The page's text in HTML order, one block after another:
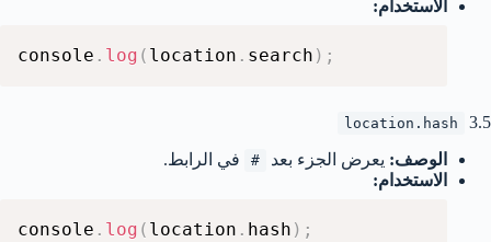
الاستخدام:
console . log ( location . search ) ;
3.5
location.hash
الوصف: يعرض الجزء بعد #
في الرابط.
الاستخدام:
console . log ( location . hash ) ;